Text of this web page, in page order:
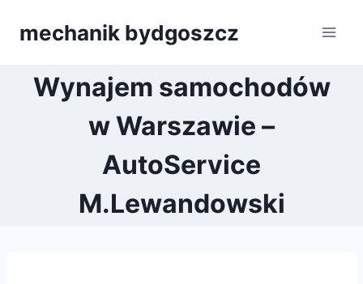
mechanik bydgoszcz
Wynajem samochodów
w Warszawie –
AutoService
M.Lewandowski